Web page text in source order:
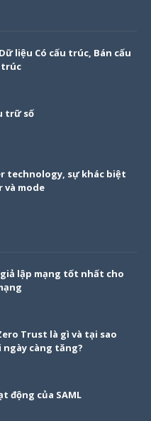
liệu Có cấu trúc, Bán cấu
trúc
trữ số
technology, sự khác biệt
và mode
lập mạng tốt nhất cho
Trust là gì và tại sao
ngày càng tăng?
động của SAML